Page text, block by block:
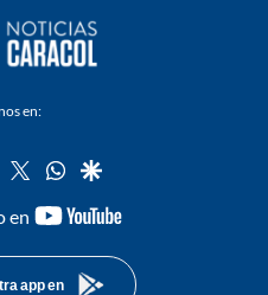
en:
instagram
twitterwhatsapp
google
en
youtube-
app en